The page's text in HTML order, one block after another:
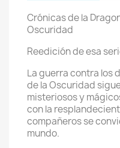
Crónicas de la
Oscuridad
Reedición de esa
La guerra contra los
de la Oscuridad
misteriosos y
con la
compañeros se
mundo.